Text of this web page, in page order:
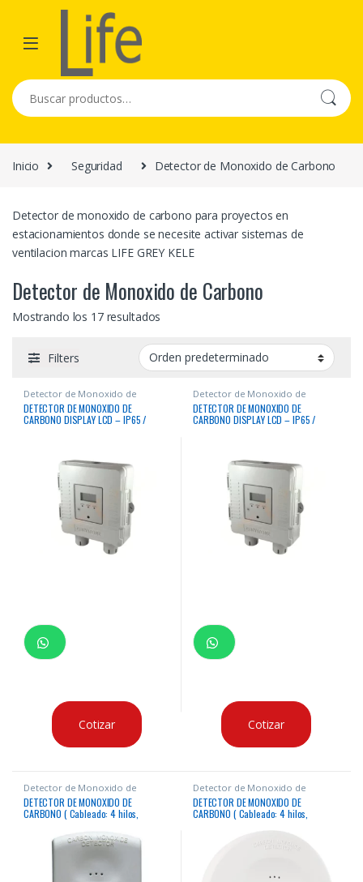
Skip to navigation
Skip to content
Buscar por:
Inicio Seguridad Detector de Monoxido de Carbono
Detector de monoxido de carbono para proyectos en
estacionamientos donde se necesite activar sistemas de
ventilacion marcas LIFE GREY KELE
Detector de Monoxido de Carbono
Mostrando los 17 resultados
Filters
Detector de Monoxido de
Carbono
DETECTOR DE MONOXIDO DE
CARBONO DISPLAY LCD – IP65 /
configurable / COLOR PLOMO
Cotizar
Detector de Monoxido de
Carbono
DETECTOR DE MONOXIDO DE
CARBONO DISPLAY LCD – IP65 /
configurable / COLOR PLOMO
Cotizar
Detector de Monoxido de
Carbono
DETECTOR DE MONOXIDO DE
CARBONO ( Cableado: 4 hilos,
fuente por separado)
Detector de Monoxido de
Carbono
DETECTOR DE MONOXIDO DE
CARBONO ( Cableado: 4 hilos,
fuente por separado)